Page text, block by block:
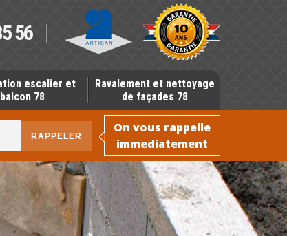
56
escalier et
balcon 78
Ravalement et nettoyage
de façades 78
On vous rappelle
immediatement